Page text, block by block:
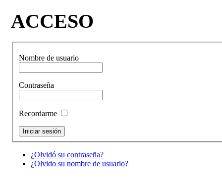
ACCESO
Nombre de usuario
Contraseña
Recordarme
¿Olvidó su contraseña?
¿Olvido su nombre de usuario?